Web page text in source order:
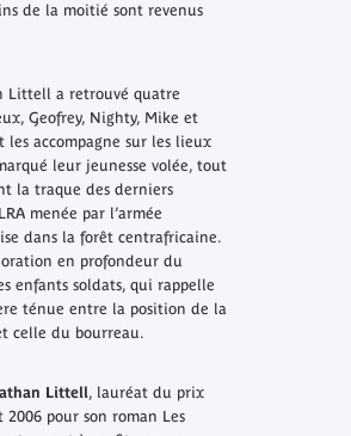
de la moitié sont revenus
Littell a retrouvé quatre
Geofrey, Nighty, Mike et
les accompagne sur les lieux
leur jeunesse volée, tout
la traque des derniers
menée par l’armée
dans la forêt centrafricaine.
en profondeur du
enfants soldats, qui rappelle
ténue entre la position de la
celle du bourreau.
Littell, lauréat du prix
2006 pour son roman Les